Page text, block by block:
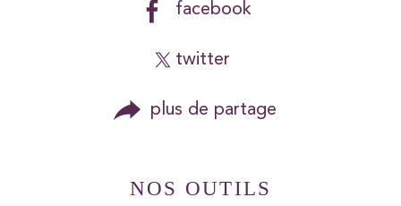
facebook
twitter
plus de partage
NOS OUTILS